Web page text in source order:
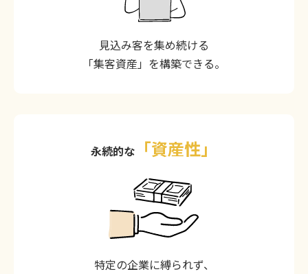
見込み客を集め続ける
「集客資産」を構築できる。
永続的な 「資産性」
特定の企業に縛られず、